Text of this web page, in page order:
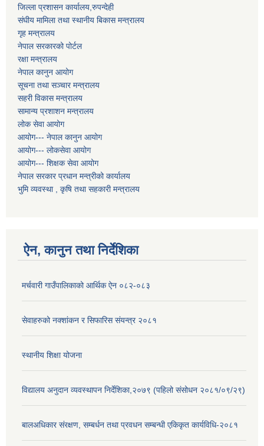
जिल्ला प्रशासन कार्यालय,रुपन्देही
संघीय मामिला तथा स्थानीय बिकास मन्त्रालय
गृह मन्त्रालय
नेपाल सरकारको पोर्टल
रक्षा मन्त्रालय
नेपाल कानुन आयोग
सूचना तथा सञ्चार मन्त्रालय
सहरी विकास मन्त्रालय
सामान्य प्रशाशन मन्त्रालय
लोक सेवा आयोग
आयोग--- नेपाल कानुन आयोग
आयोग--- लोकसेवा आयोग
आयोग--- शिक्षक सेवा आयोग
नेपाल सरकार प्रधान मन्त्रीको कार्यालय
भुमि व्यवस्था , कृषि तथा सहकारी मन्त्रालय
ऐन, कानुन तथा निर्देशिका
मर्चवारी गाउँपालिकाको आर्थिक ऐन ०८२-०८३
सेवाहरुको नक्शांकन र सिफारिस संयन्त्र २०८१
स्थानीय शिक्षा योजना
विद्यालय अनुदान व्यवस्थापन निर्देशिका,२०७९ (पहिलो संसोधन २०८१/०९/२९)
बालअधिकार संरक्षण, सम्बर्धन तथा प्रवधन सम्बन्धी एकिकृत कार्यविधि-२०८१